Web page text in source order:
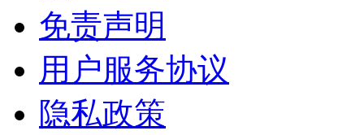
免责声明
用户服务协议
隐私政策